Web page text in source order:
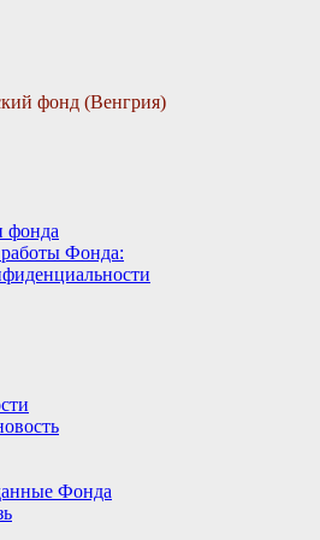
фонд (Венгрия)
фонда
Фонда:
Фонда